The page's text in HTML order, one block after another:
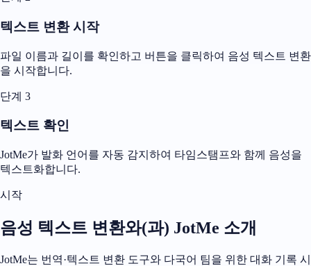
텍스트 변환 시작
파일 이름과 길이를 확인하고 버튼을 클릭하여 음성 텍스트 변환
을 시작합니다.
단계 3
텍스트 확인
JotMe가 발화 언어를 자동 감지하여 타임스탬프와 함께 음성을
텍스트화합니다.
시작
음성 텍스트 변환와(과) JotMe 소개
JotMe는 번역·텍스트 변환 도구와 다국어 팀을 위한 대화 기록 시